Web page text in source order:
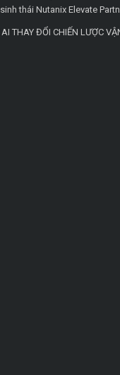
thái Nutanix Elevate
THAY ĐỔI CHIẾN LƯỢC